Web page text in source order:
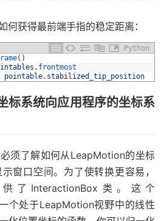
何获得最前端手指的稳定距离：
Python
( )
. frontmost
pointable. stabilized_tip_position
标系统向应用程序的坐标系
须了解如何从LeapMotion的坐标
窗口空间。为了使转换更容易，
了InteractionBox类。这个
个处于LeapMotion视野中的线性